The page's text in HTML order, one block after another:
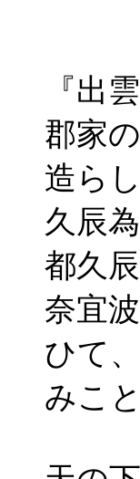
『出
郡家
造ら
久辰
都久
奈宜
ひて
みこ